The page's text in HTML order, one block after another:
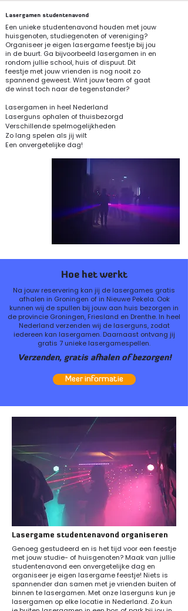
Lasergamen studentenavond
Een unieke studentenavond houden met jouw
huisgenoten, studiegenoten of vereniging?
Organiseer je eigen lasergame feestje bij jou
in de buurt. Ga bijvoorbeeld lasergamen in en
rondom jullie school, huis of dispuut. Dit
feestje met jouw vrienden is nog nooit zo
spannend geweest. Wint jouw team of gaat
de winst toch naar de tegenstander?
Lasergamen in heel Nederland
Laserguns ophalen of thuisbezorgd
Verschillende spelmogelijkheden
Zo lang spelen als jij wilt
Een onvergetelijke dag!
Hoe het werkt
Na jouw reservering kan jij de lasergames gratis
afhalen in Groningen of in Nieuwe Pekela. Ook
kunnen wij de spullen bij jouw aan huis bezorgen in
de provincie Groningen, Friesland en Drenthe. In heel
Nederland verzenden wij de laserguns, zodat
iedereen kan lasergamen. Daarnaast ontvang jij
gratis 7 unieke lasergamespellen.
Verzenden, gratis afhalen of bezorgen!
Meer informatie
Lasergame studentenavond organiseren
Genoeg gestudeerd en is het tijd voor een feestje
met jouw studie- of huisgenoten? Maak van jullie
studentenavond een onvergetelijke dag en
organiseer je eigen lasergame feestje! Niets is
spannender dan samen met je vrienden buiten of
binnen te lasergamen. Met onze laserguns kun je
lasergamen op elke locatie in Nederland. Zo kun